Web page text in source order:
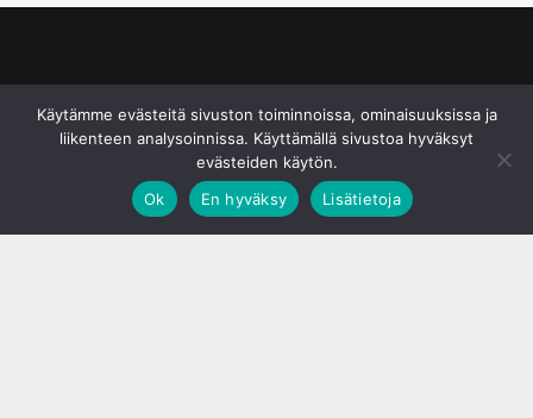
Käytämme evästeitä sivuston toiminnoissa, ominaisuuksissa ja
liikenteen analysoinnissa. Käyttämällä sivustoa hyväksyt
evästeiden käytön.
Ok
En hyväksy Lisätietoja